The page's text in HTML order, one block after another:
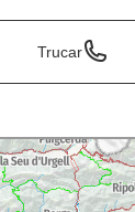
Trucar